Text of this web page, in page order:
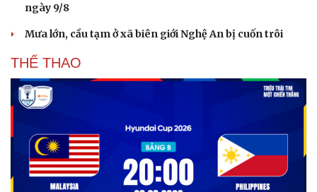
ngày 9/8
Mưa lớn, cầu tạm ở xã biên giới Nghệ An bị cuốn trôi
THỂ THAO